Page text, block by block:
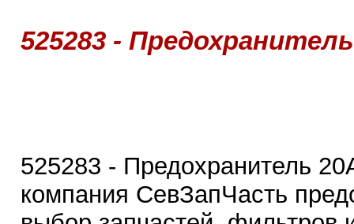
525283 -
525283 - Предохранитель
компания СевЗапЧасть